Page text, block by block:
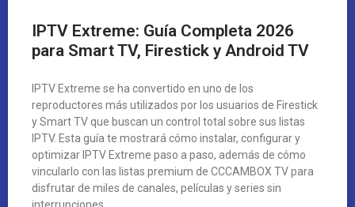
IPTV Extreme: Guía Completa 2026
para Smart TV, Firestick y Android TV
IPTV Extreme se ha convertido en uno de los
reproductores más utilizados por los usuarios de Firestick
y Smart TV que buscan un control total sobre sus listas
IPTV. Esta guía te mostrará cómo instalar, configurar y
optimizar IPTV Extreme paso a paso, además de cómo
vincularlo con las listas premium de CCCAMBOX TV para
disfrutar de miles de canales, películas y series sin